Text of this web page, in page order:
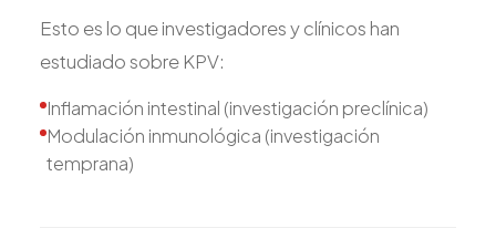
Esto es lo que investigadores y clínicos han
estudiado sobre KPV:
Inflamación intestinal (investigación preclínica)
Modulación inmunológica (investigación
temprana)